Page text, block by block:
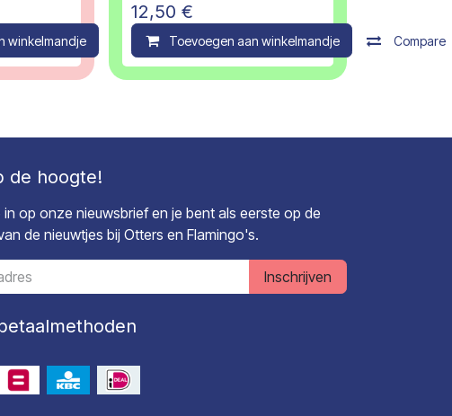
winkelmandje Compare
12,50 €
Toevoegen aan winkelmandje Compare
de hoogte!
in op onze nieuwsbrief en je bent als eerste op de
de nieuwtjes bij Otters en Flamingo's.
Inschrijven